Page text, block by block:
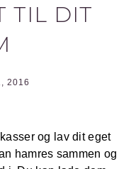
TIL DIT
2016
og lav dit eget
hamres sammen og